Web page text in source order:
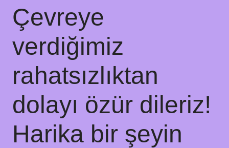
Çevreye
verdiğimiz
rahatsızlıktan
dolayı özür dileriz!
Harika bir şeyin